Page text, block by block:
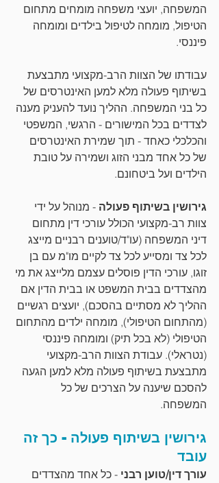
המשפחה, יועצי משפחה מומחים מתחום
הטיפול, מומחה לטיפול בילדים ומומחה
פיננסי.
עבודתו של הצוות הרב-מקצועי מתבצעת
בשיתוף פעולה מלא למען האינטרסים של
כל בני המשפחה. ההליך נועד להעניק מענה
לצדדים בכל המישורים - הרגשי, המשפטי
והכלכלי כאחד - תוך שמירת האינטרסים
של כל אחד מבני הזוג ושמירה על טובת
הילדים ועל ביטחונם.
גירושין בשיתוף פעולה - מנוהל על ידי
צוות רב-מקצועי הכולל עורכי דין מתחום
דיני המשפחה (עו"ד/טוענים רבניים מייצג
לכל צד ומסייע לכל צד לקיים מו"מ עם בן
זוגו, עורכי הדין פוסלים עצמם מלייצג את מי
מהצדדים בבית המשפט או בבית הדין אם
ההליך לא מסתיים בהסכם), יועצים רגשיים
(מהתחום הטיפולי), מומחה ילדים מהתחום
הטיפולי (לא בכל תיק) ומומחה פיננסי
(נטראלי). עבודת הצוות הרב-מקצועי
מתבצעת בשיתוף פעולה מלא למען הגעה
להסכם שיענה על הצרכים של כל
המשפחה.
גירושין בשיתוף פעולה - כך זה
עובד
עורך דין/טוען רבני - כל אחד מהצדדים